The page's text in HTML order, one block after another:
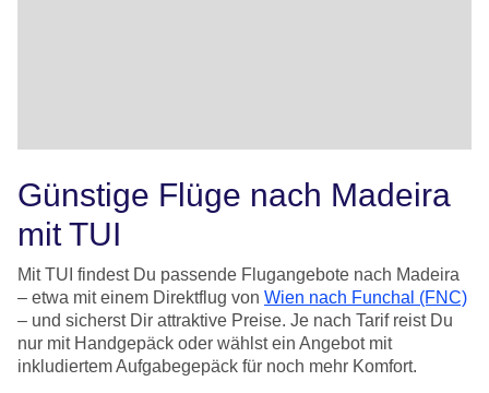
Günstige Flüge nach Madeira
mit TUI
Mit TUI findest Du passende Flugangebote nach Madeira
– etwa mit einem Direktflug von Wien nach Funchal (FNC)
– und sicherst Dir attraktive Preise. Je nach Tarif reist Du
nur mit Handgepäck oder wählst ein Angebot mit
inkludiertem Aufgabegepäck für noch mehr Komfort.